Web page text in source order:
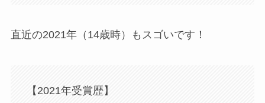
直近の2021年（14歳時）もスゴいです！
【2021年受賞歴】